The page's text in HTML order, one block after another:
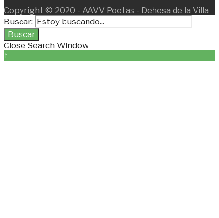
Copyright © 2020 - AAVV Poetas - Dehesa de la Villa
Buscar:
Buscar
Close Search Window
↑